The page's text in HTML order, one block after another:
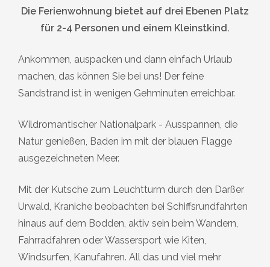
Die Ferienwohnung bietet auf drei Ebenen Platz
für 2-4 Personen und einem Kleinstkind.
Ankommen, auspacken und dann einfach Urlaub
machen, das können Sie bei uns! Der feine
Sandstrand ist in wenigen Gehminuten erreichbar.
Wildromantischer Nationalpark - Ausspannen, die
Natur genießen, Baden im mit der blauen Flagge
ausgezeichneten Meer.
Mit der Kutsche zum Leuchtturm durch den Darßer
Urwald, Kraniche beobachten bei Schiffsrundfahrten
hinaus auf dem Bodden, aktiv sein beim Wandern,
Fahrradfahren oder Wassersport wie Kiten,
Windsurfen, Kanufahren. All das und viel mehr